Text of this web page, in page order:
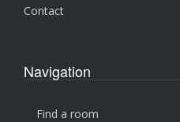
Contact
Navigation
Find a room